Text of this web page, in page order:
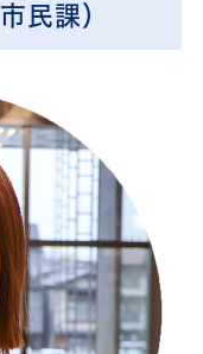
民課）